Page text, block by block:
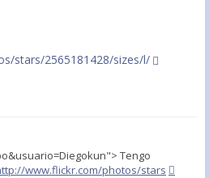
stars/2565181428/sizes/l/
Tengo
www.flickr.com/photos/stars